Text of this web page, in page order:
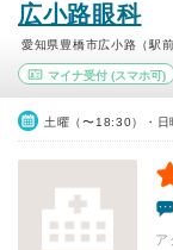
広小路眼科
愛知県豊橋市広小路（駅
マイナ受付 (スマホ可)
土曜（〜18:30）・日